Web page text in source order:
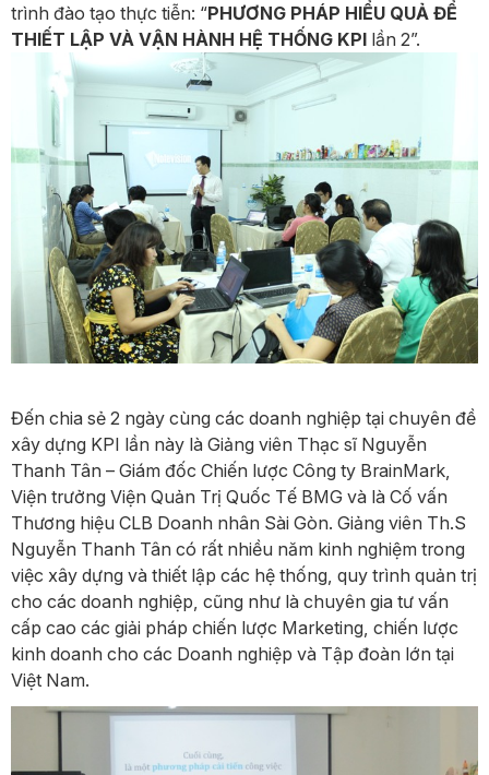
trình đào tạo thực tiễn: “PHƯƠNG PHÁP HIỂU QUẢ ĐỂ
THIẾT LẬP VÀ VẬN HÀNH HỆ THỐNG KPI lần 2”.
Đến chia sẻ 2 ngày cùng các doanh nghiệp tại chuyên đề
xây dựng KPI lần này là Giảng viên Thạc sĩ Nguyễn
Thanh Tân – Giám đốc Chiến lược Công ty BrainMark,
Viện trưởng Viện Quản Trị Quốc Tế BMG và là Cố vấn
Thương hiệu CLB Doanh nhân Sài Gòn. Giảng viên Th.S
Nguyễn Thanh Tân có rất nhiều năm kinh nghiệm trong
việc xây dựng và thiết lập các hệ thống, quy trình quản trị
cho các doanh nghiệp, cũng như là chuyên gia tư vấn
cấp cao các giải pháp chiến lược Marketing, chiến lược
kinh doanh cho các Doanh nghiệp và Tập đoàn lớn tại
Việt Nam.